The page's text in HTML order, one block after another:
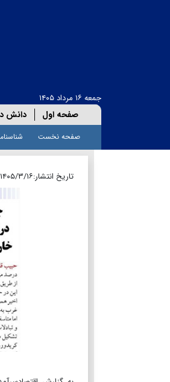
جمعه ۱۶ مرداد ۱۴۰۵
صفحه اول دانش
صفحه نخست
تاریخ انتشار:۱۴۰۵/۳/۱۶